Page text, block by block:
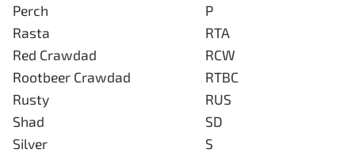
Perch
P
Rasta
RTA
Red Crawdad
RCW
Rootbeer Crawdad
RTBC
Rusty
RUS
Shad
SD
Silver
S